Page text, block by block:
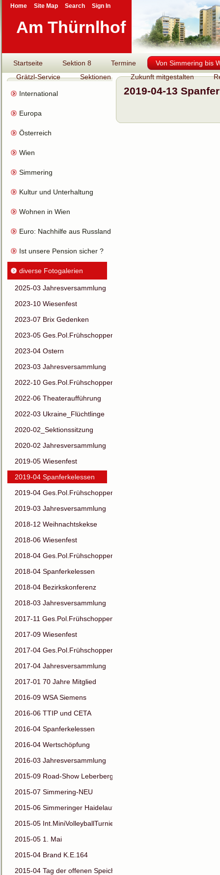
Am Thürnlhof
Startseite Sektion 8 Termine
Von Simmering bis
Grätzl-Service
Sektionen Zukunft mitgestalten
International
Europa
Österreich
Wien
Simmering
Kultur und Unterhaltung
Wohnen in Wien
Euro: Nachhilfe aus Russland für HC
Ist unsere Pension sicher ?
diverse Fotogalerien
2025-03 Jahresversammlung
2023-10 Wiesenfest
2023-07 Brix Gedenken
2023-05 Ges.Pol.Frühschoppen
2023-04 Ostern
2023-03 Jahresversammlung
2022-10 Ges.Pol.Frühschoppen
2022-06 Theateraufführung
2022-03 Ukraine_Flüchtlinge
2020-02_Sektionssitzung
2020-02 Jahresversammlung
2019-05 Wiesenfest
2019-04 Spanferkelessen
2019-04 Ges.Pol.Frühschoppen
2019-03 Jahresversammlung
2018-12 Weihnachtskekse
2018-06 Wiesenfest
2018-04 Ges.Pol.Frühschoppen
2018-04 Spanferkelessen
2018-04 Bezirkskonferenz
2018-03 Jahresversammlung
2017-11 Ges.Pol.Frühschoppen
2017-09 Wiesenfest
2017-04 Ges.Pol.Frühschoppen
2017-04 Jahresversammlung
2017-01 70 Jahre Mitglied
2016-09 WSA Siemens
2016-06 TTIP und CETA
2016-04 Spanferkelessen
2016-04 Wertschöpfung
2016-03 Jahresversammlung
2015-09 Road-Show Leberberg
2015-07 Simmering-NEU
2015-06 Simmeringer Haidelauf
2015-05 Int.MiniVolleyballTurnier
2015-05 1. Mai
2015-04 Brand K.E.164
2015-04 Tag der offenen Speichertür
2019-04-13
Home Site Map Search Sign In